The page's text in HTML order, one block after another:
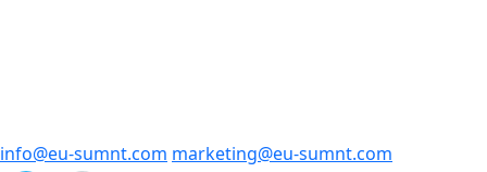
info@eu-sumnt.com marketing@eu-sumnt.com